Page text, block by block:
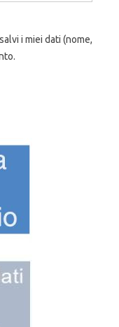
i miei dati (nome,